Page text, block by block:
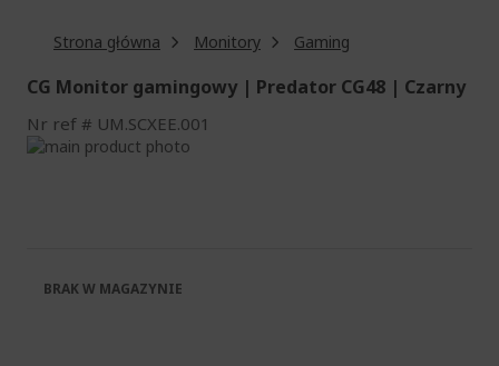
Strona główna Monitory Gaming
CG Monitor gamingowy | Predator CG48 | Czarny
Nr ref UM.SCXEE.001
Przejdź
BRAK W MAGAZYNIE